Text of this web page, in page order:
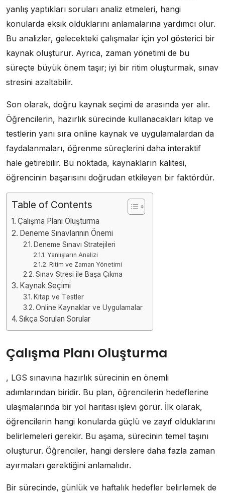
yanlış yaptıkları soruları analiz etmeleri, hangi
konularda eksik olduklarını anlamalarına yardımcı olur.
Bu analizler, gelecekteki çalışmalar için yol gösterici bir
kaynak oluşturur. Ayrıca, zaman yönetimi de bu
süreçte büyük önem taşır; iyi bir ritim oluşturmak, sınav
stresini azaltabilir.
Son olarak, doğru kaynak seçimi de arasında yer alır.
Öğrencilerin, hazırlık sürecinde kullanacakları kitap ve
testlerin yanı sıra online kaynak ve uygulamalardan da
faydalanmaları, öğrenme süreçlerini daha interaktif
hale getirebilir. Bu noktada, kaynakların kalitesi,
öğrencinin başarısını doğrudan etkileyen bir faktördür.
Table of Contents
Çalışma Planı Oluşturma
Deneme Sınavlarının Önemi
Deneme Sınavı Stratejileri
Yanlışların Analizi
Ritim ve Zaman Yönetimi
Sınav Stresi ile Başa Çıkma
Kaynak Seçimi
Kitap ve Testler
Online Kaynaklar ve Uygulamalar
Sıkça Sorulan Sorular
Çalışma Planı Oluşturma
, LGS sınavına hazırlık sürecinin en önemli
adımlarından biridir. Bu plan, öğrencilerin hedeflerine
ulaşmalarında bir yol haritası işlevi görür. İlk olarak,
öğrencilerin hangi konularda güçlü ve zayıf olduklarını
belirlemeleri gerekir. Bu aşama, sürecinin temel taşını
oluşturur. Öğrenciler, hangi derslere daha fazla zaman
ayırmaları gerektiğini anlamalıdır.
Bir sürecinde, günlük ve haftalık hedefler belirlemek de